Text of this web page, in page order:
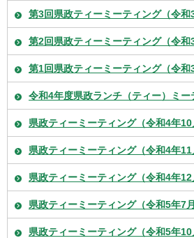
第3回県政ティーミーティング（令和
第2回県政ティーミーティング（令和
第1回県政ティーミーティング（令和
令和4年度県政ランチ（ティー）ミ
県政ティーミーティング（令和4年10
県政ティーミーティング（令和4年11
県政ティーミーティング（令和4年12
県政ティーミーティング（令和5年7
県政ティーミーティング（令和5年10